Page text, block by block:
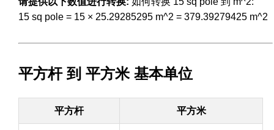
15 sq pole = 15 × 25.29285295 m^2 = 379.39279425 m^2
平方杆 到 平方米 基本单位
平方杆 平方米